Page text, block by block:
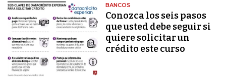
BANCOS
Conozca los seis pasos
que usted debe seguir si
quiere solicitar un
crédito este curso